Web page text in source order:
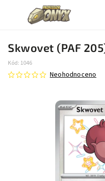
Skwovet (PAF
Kód: 1046
Neohodnoceno